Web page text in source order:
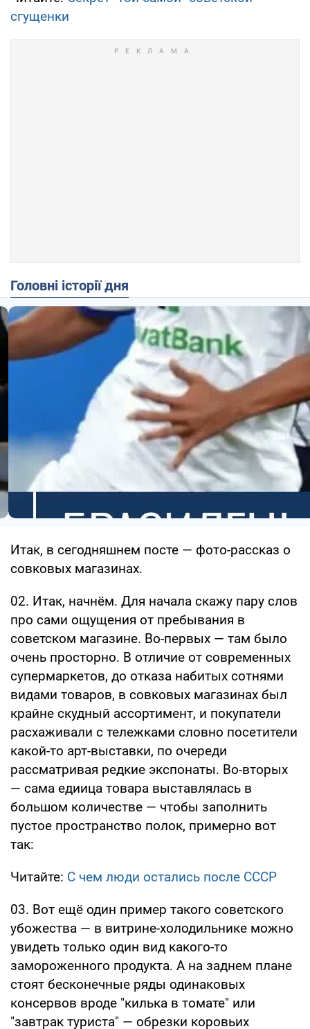
сгущенки
Головні історії дня
Итак, в сегодняшнем посте — фото-рассказ о
совковых магазинах.
02. Итак, начнём. Для начала скажу пару слов
про сами ощущения от пребывания в
советском магазине. Во-первых — там было
очень просторно. В отличие от современных
супермаркетов, до отказа набитых сотнями
видами товаров, в совковых магазинах был
крайне скудный ассортимент, и покупатели
расхаживали с тележками словно посетители
какой-то арт-выставки, по очереди
рассматривая редкие экспонаты. Во-вторых
— сама едиица товара выставлялась в
большом количестве — чтобы заполнить
пустое пространство полок, примерно вот
так:
Читайте: С чем люди остались после СССР
03. Вот ещё один пример такого советского
убожества — в витрине-холодильнике можно
увидеть только один вид какого-то
замороженного продукта. А на заднем плане
стоят бесконечные ряды одинаковых
консервов вроде "килька в томате" или
"завтрак туриста" — обрезки коровьих